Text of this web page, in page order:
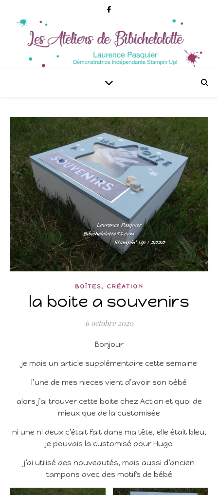
BOÎTES, CRÉATION
la boite a souvenirs
6 octobre 2020
Bonjour
je mais un article supplémentaire cette semaine
l’une de mes nieces vient d’avoir son bébé
alors j’ai trouver cette boite chez Action et quoi de
mieux que de la customisée
ni une ni deux c’était fait dans ma tête, elle était bleu,
je pouvais la customisé pour Hugo
j’ai utilisé des nouveautés, mais aussi d’ancien
tampons avec des motifs de bébé